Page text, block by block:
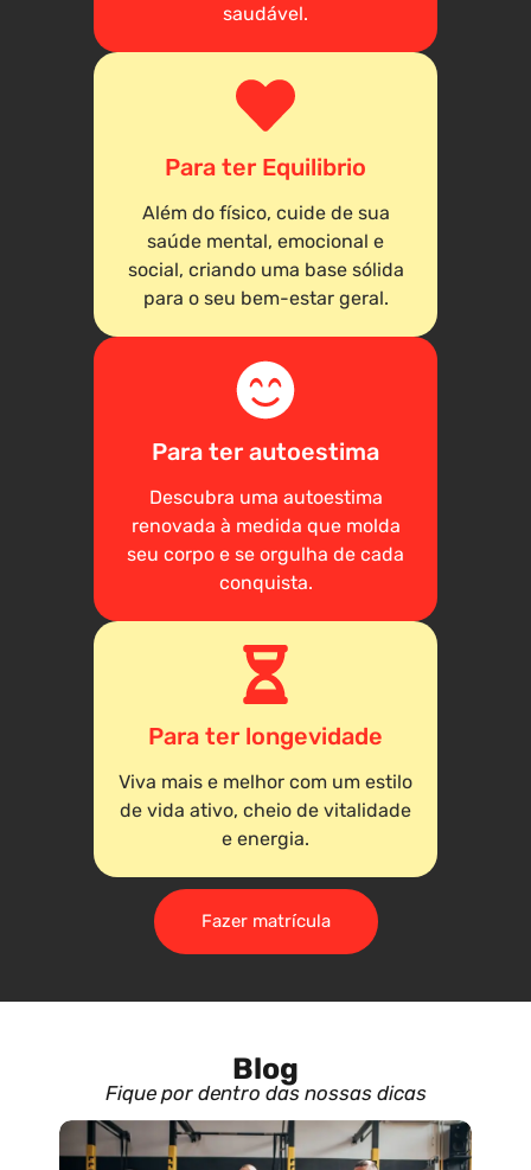
saudável.
Para ter Equilibrio
Além do físico, cuide de sua
saúde mental, emocional e
social, criando uma base sólida
para o seu bem-estar geral.
Para ter autoestima
Descubra uma autoestima
renovada à medida que molda
seu corpo e se orgulha de cada
conquista.
Para ter longevidade
Viva mais e melhor com um estilo
de vida ativo, cheio de vitalidade
e energia.
Fazer matrícula
Blog
Fique por dentro das nossas dicas